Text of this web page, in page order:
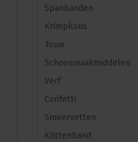
Spanbanden
Krimpkous
Touw
Schoonmaakmiddelen
Verf
Confetti
Smeervetten
Klittenband